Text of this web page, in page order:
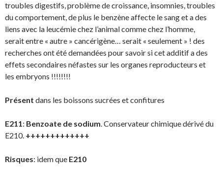
troubles digestifs, problème de croissance, insomnies, troubles
du comportement, de plus le benzène affecte le sang et a des
liens avec la leucémie chez l’animal comme chez l’homme,
serait entre « autre » cancérigène… serait « seulement » ! des
recherches ont été demandées pour savoir si cet additif a des
effets secondaires néfastes sur les organes reproducteurs et
les embryons !!!!!!!!
Présent dans les boissons sucrées et confitures
E211: Benzoate de sodium. Conservateur chimique dérivé du
E210. +++++++++++++
Risques: idem que E210